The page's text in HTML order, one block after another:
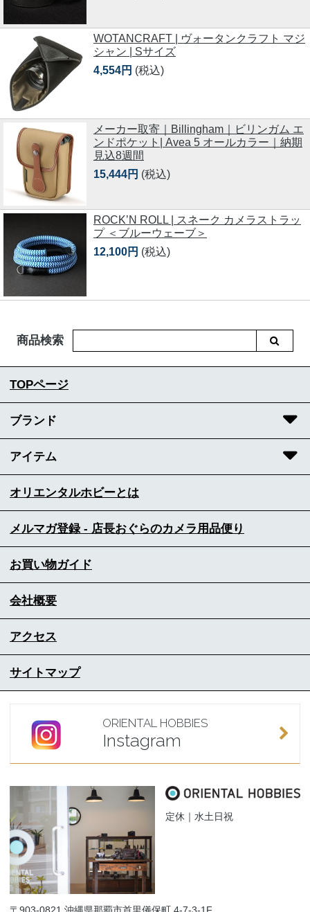
WOTANCRAFT | ヴォータンクラフト マジ
シャン | Sサイズ
4,554円 (税込)
メーカー取寄｜Billingham｜ビリンガム エ
ンドポケット| Avea 5 オールカラー｜納期
見込8週間
15,444円 (税込)
ROCK’N ROLL | スネーク カメラストラッ
プ ＜ブルーウェーブ＞
12,100円 (税込)
商品検索
TOPページ
ブランド
アイテム
オリエンタルホビーとは
メルマガ登録 - 店長おぐらのカメラ用品便り
お買い物ガイド
会社概要
アクセス
サイトマップ
ORIENTAL HOBBIES
Instagram
定休｜水土日祝